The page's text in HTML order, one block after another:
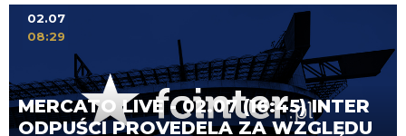
MERCATO LIVE - 02.07 (16:45) INTER
ODPUŚCI PROVEDELA ZA WZGLĘDU
02.07
08:29